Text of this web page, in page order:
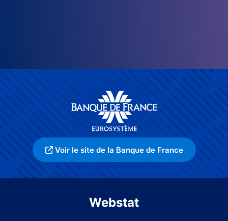
Voir le site de la Banque de France
Webstat